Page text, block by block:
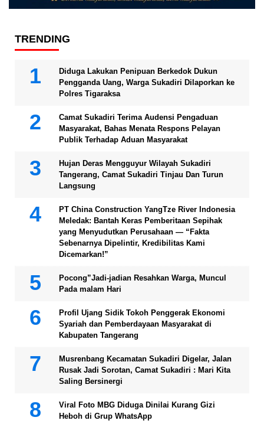
TRENDING
Diduga Lakukan Penipuan Berkedok Dukun
Pengganda Uang, Warga Sukadiri Dilaporkan ke
Polres Tigaraksa
Camat Sukadiri Terima Audensi Pengaduan
Masyarakat, Bahas Menata Respons Pelayan
Publik Terhadap Aduan Masyarakat
Hujan Deras Mengguyur Wilayah Sukadiri
Tangerang, Camat Sukadiri Tinjau Dan Turun
Langsung
PT China Construction YangTze River Indonesia
Meledak: Bantah Keras Pemberitaan Sepihak
yang Menyudutkan Perusahaan — “Fakta
Sebenarnya Dipelintir, Kredibilitas Kami
Dicemarkan!”
Pocong”Jadi-jadian Resahkan Warga, Muncul
Pada malam Hari
Profil Ujang Sidik Tokoh Penggerak Ekonomi
Syariah dan Pemberdayaan Masyarakat di
Kabupaten Tangerang
Musrenbang Kecamatan Sukadiri Digelar, Jalan
Rusak Jadi Sorotan, Camat Sukadiri : Mari Kita
Saling Bersinergi
Viral Foto MBG Diduga Dinilai Kurang Gizi
Heboh di Grup WhatsApp